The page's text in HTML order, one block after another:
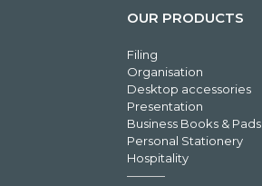
OUR PRODUCTS
Filing
Organisation
Desktop accessories
Presentation
Business Books & Pads
Personal Stationery
Hospitality